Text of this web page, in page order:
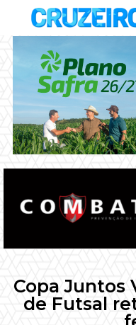
Copa Juntos
de Futsal